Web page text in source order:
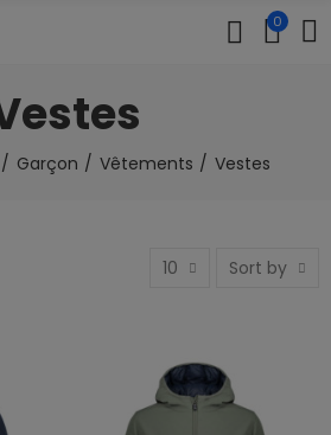
0
Garçon Vêtements Vestes
10 Sort by